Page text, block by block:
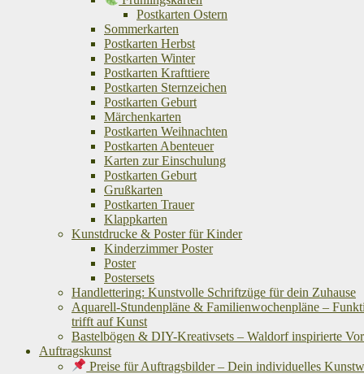
Postkarten Ostern
Sommerkarten
Postkarten Herbst
Postkarten Winter
Postkarten Krafttiere
Postkarten Sternzeichen
Postkarten Geburt
Märchenkarten
Postkarten Weihnachten
Postkarten Abenteuer
Karten zur Einschulung
Postkarten Geburt
Grußkarten
Postkarten Trauer
Klappkarten
Kunstdrucke & Poster für Kinder
Kinderzimmer Poster
Poster
Postersets
Handlettering: Kunstvolle Schriftzüge für dein Zuhause
Aquarell-Stundenpläne & Familienwochenpläne –
trifft auf Kunst
Bastelbögen & DIY-Kreativsets – Waldorf inspirierte
Auftragskunst
Preise für Auftragsbilder – Dein individuelles